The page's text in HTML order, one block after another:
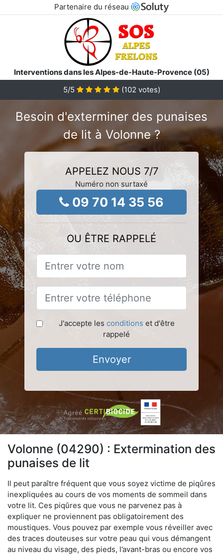
Partenaire du réseau
Interventions dans les Alpes-de-Haute-Provence (05)
5/5 (102 votes)
Besoin d'exterminer des punaises
de lit à Volonne ?
APPELEZ NOUS 7/7
Numéro non surtaxé
09 70 14 35 56
OU ÊTRE RAPPELÉ
J'accepte les conditions et d'être
rappelé
Envoyer
Volonne (04290) : Extermination des
punaises de lit
Il peut paraître fréquent que vous soyez victime de piqûres
inexpliquées au cours de vos moments de sommeil dans
votre lit. Ces piqûres que vous ne parvenez pas à
expliquer ne proviennent pas obligatoirement des
moustiques. Vous pouvez par exemple vous réveiller avec
des traces douteuses sur votre peau qui vous démangent
au niveau du visage, des pieds, l’avant-bras ou encore vos